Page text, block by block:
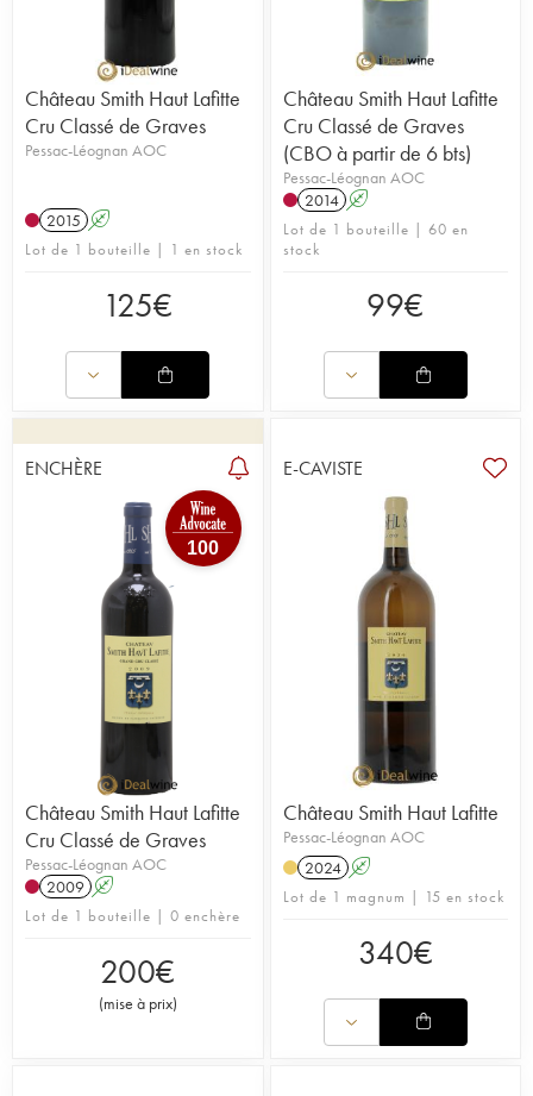
Château Smith Haut Lafitte
Cru Classé de Graves
Pessac-Léognan AOC
2015 A
Lot de 1 bouteille | 1 en stock
125€
Château Smith Haut Lafitte
Cru Classé de Graves
(CBO à partir de 6 bts)
Pessac-Léognan AOC
2014 A
Lot de 1 bouteille | 60 en
stock
99€
ENCHÈRE
100
Château Smith Haut Lafitte
Cru Classé de Graves
Pessac-Léognan AOC
2009 A
Lot de 1 bouteille | 0 enchère
200€
(mise à prix)
E-CAVISTE
Château Smith Haut Lafitte
Pessac-Léognan AOC
2024 A
Lot de 1 magnum | 15 en stock
340€